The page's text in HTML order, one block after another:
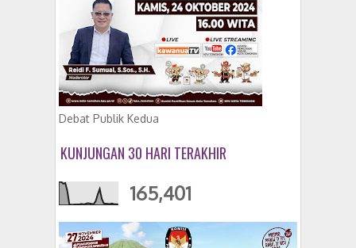
Debat Publik Kedua
KUNJUNGAN 30 HARI TERAKHIR
165,401